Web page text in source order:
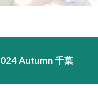
Autumn 千葉